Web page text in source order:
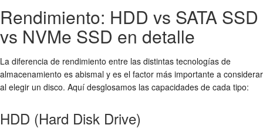
Rendimiento: HDD vs SATA SSD
vs NVMe SSD en detalle
La diferencia de rendimiento entre las distintas tecnologías de
almacenamiento es abismal y es el factor más importante a considerar
al elegir un disco. Aquí desglosamos las capacidades de cada tipo:
HDD (Hard Disk Drive)